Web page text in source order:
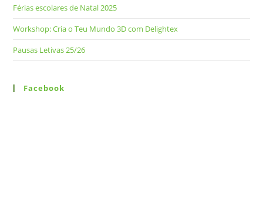
Férias escolares de Natal 2025
Workshop: Cria o Teu Mundo 3D com Delightex
Pausas Letivas 25/26
Facebook